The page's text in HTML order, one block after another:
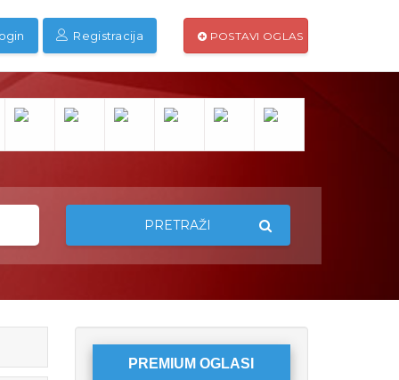
Registracija POSTAVI OGLAS
PRETRAŽI
PREMIUM OGLASI